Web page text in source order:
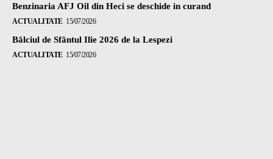
Benzinaria AFJ Oil din Heci se deschide in curand
ACTUALITATE 15/07/2026
Bâlciul de Sfântul Ilie 2026 de la Lespezi
ACTUALITATE 15/07/2026